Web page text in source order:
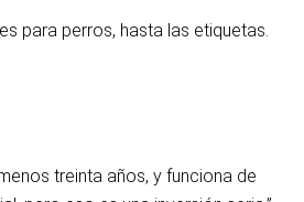
para perros, hasta las etiquetas.
treinta años, y funciona de